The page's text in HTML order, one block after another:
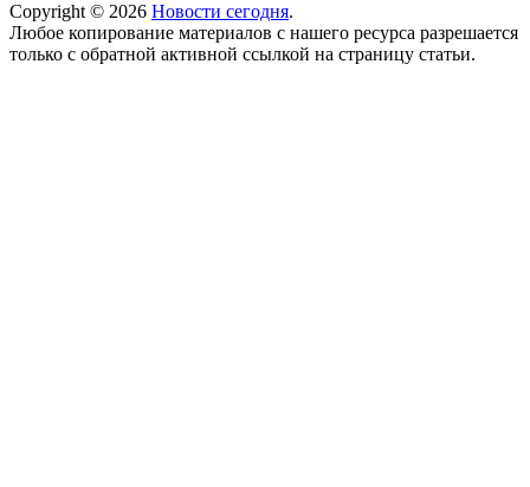
Copyright © 2026 Новости сегодня.
Любое копирование материалов с нашего ресурса разрешается
только с обратной активной ссылкой на страницу статьи.